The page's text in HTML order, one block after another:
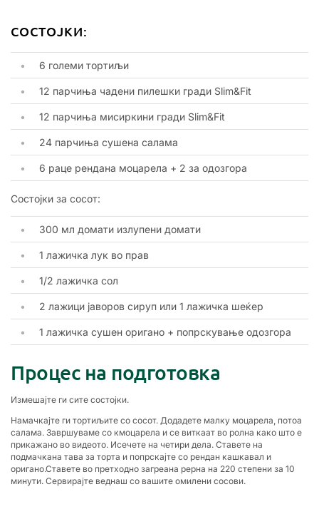
СОСТОЈКИ:
6 големи тортиљи
12 парчиња чадени пилешки гради Slim&Fit
12 парчиња мисиркини гради Slim&Fit
24 парчиња сушена салама
6 раце рендана моцарела + 2 за одозгора
Состојки за сосот:
300 мл домати излупени домати
1 лажичка лук во прав
1/2 лажичка сол
2 лажици јаворов сируп или 1 лажичка шеќер
1 лажичка сушен оригано + попрскување одозгора
Процес на подготовка
Измешајте ги сите состојки.
Намачкајте ги тортиљите со сосот. Додадете малку моцарела, потоа
салама. Завршуваме со кмоцарела и се виткаат во ролна како што е
прикажано во видеото. Исечете на четири дела. Ставете на
подмачкана тава за торта и попрскајте со рендан кашкавал и
оригано.Ставете во претходно загреана рерна на 220 степени за 10
минути. Сервирајте веднаш со вашите омилени сосови.